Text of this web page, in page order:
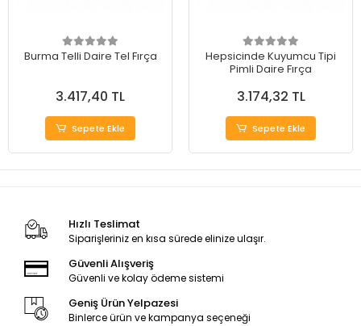
Burma Telli Daire Tel Fırça
3.417,40 TL
Sepete Ekle
Hepsicinde Kuyumcu Tipi
Pimli Daire Fırça
3.174,32 TL
Sepete Ekle
Hızlı Teslimat
Siparişleriniz en kısa sürede elinize ulaşır.
Güvenli Alışveriş
Güvenli ve kolay ödeme sistemi
Geniş Ürün Yelpazesi
Binlerce ürün ve kampanya seçeneği